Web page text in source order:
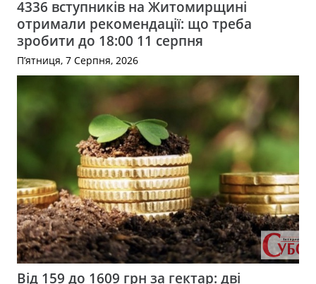
4336 вступників на Житомирщині
отримали рекомендації: що треба
зробити до 18:00 11 серпня
П’ятниця, 7 Серпня, 2026
Від 159 до 1609 грн за гектар: дві